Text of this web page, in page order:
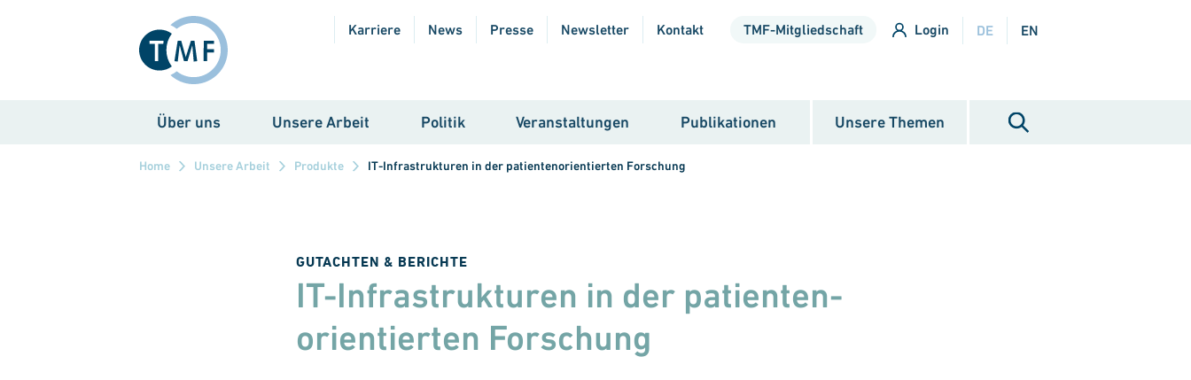
Karriere News Presse Newsletter Kontakt TMF-Mitgliedschaft Login DE EN
Über uns Unsere Arbeit Politik Veranstaltungen Publikationen Unsere Themen
Home Unsere Arbeit Produkte IT-Infrastrukturen in der patientenorientierten Forschung
GUTACHTEN & BERICHTE
IT-Infrastrukturen in der pa­tienten­
orientierten Forschung